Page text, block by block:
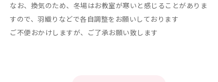
なお、換気のため、冬場はお教室が寒いと感じることがありま
すので、羽織りなどで各自調整をお願いしております
ご不便おかけしますが、ご了承お願い致します